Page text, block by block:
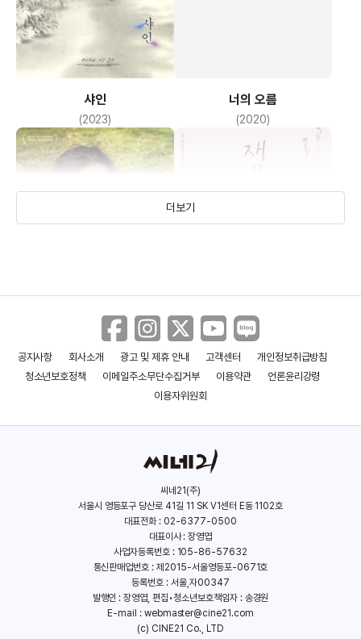
샤인
(2023)
너의 오름
(2020)
바람의 언덕 재꽃
더보기
공지사항 회사소개 광고 및 제휴 안내 고객센터
개인정보취급방침
청소년보호정책
이메일주소무단수집거부 이용약관
언론윤리강령
이용자위원회
씨네21(주)
서울시 영등포구 당산로 41길 11 SK V1센터 E동 1102호
대표전화 : 02-6377-0500
대표이사 : 장영엽
사업자등록번호 : 105-86-57632
통신판매업번호 : 제2015-서울영등포-0671호
등록번호 : 서울,자00347
발행인 : 장영엽, 편집•청소년보호책임자 : 송경원
E-mail : webmaster@cine21.com
(c) CINE21 Co., LTD